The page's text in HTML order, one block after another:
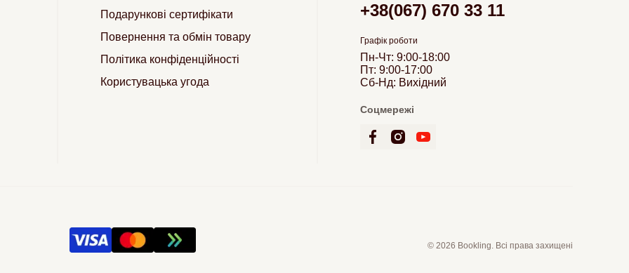
Подарункові сертифікати
Повернення та обмін товару
Політика конфіденційності
Користувацька угода
+38(067) 670 33 11
Графік роботи
Пн-Чт: 9:00-18:00
Пт: 9:00-17:00
Сб-Нд: Вихідний
Соцмережі
© 2026 Bookling. Всі права захищені